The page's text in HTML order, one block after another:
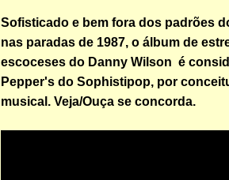
Sofisticado e bem fora dos padrões
nas paradas de 1987, o álbum de
escoceses do Danny Wilson é
Pepper's do Sophistipop, por
musical. Veja/Ouça se concorda.